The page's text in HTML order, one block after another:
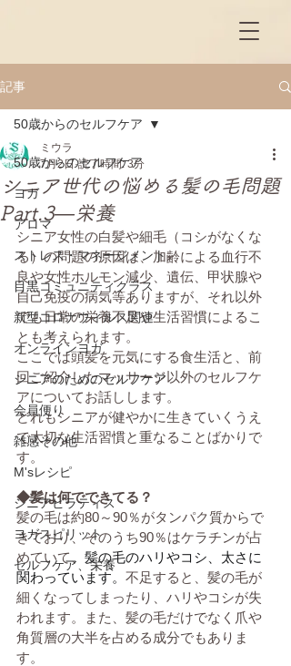
記事
50歳からのセルフケア
ヨガ
アロマ
ストレス・マネージメント
目黒コミュニティクラス
新型コロナウィルス関連
オンラインヨガ
シニアのためのセルフケア
会員便り
雑感その他
M'sレシピ
シニアピラティス
ヨガスピリット
セルフケア、栄養
50歳からのセルフケア
シニア世代の悩める髪の毛問題
Part.3―栄養
ミウラ
7月2日 読了時間: 3分
シニア女性の白髪や細毛（コシがなくな
る）の問題の原因は、加齢による血行不
良や女性ホルモン減少、遺伝、甲状腺や
自己免疫の病気等ありますが、それ以外
でも日常の栄養不足や生活習慣によるこ
とも考えられます。
ここでは頭髪を元気にする食生活と、前
回ご紹介したマッサージ以外のセルフケ
アについてお話しします。
どれもシニアが健やかに生きていくうえ
で大切な生活習慣と重なることばかりで
す。
◆髪は何でできてる？
髪の毛は約80～90％がタンパク質からで
きており、そのうち90％はケラチンが占
めていて、 髪の毛のハリやコシ、太さに
関わっています。 不足すると、髪の毛が
細くなってしまったり、ハリやコシが失
われます。また、髪の毛だけでなく爪や
角質層の大半を占める成分でもありま
す。